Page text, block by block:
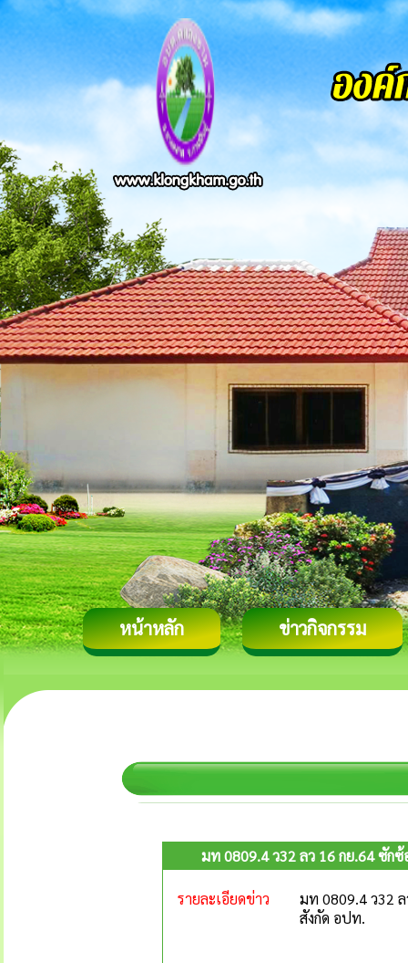
หน้าหลัก ข่าวกิจกรรม
มท 0809.4 ว32 ลว 16 กย.64 ซัก
รายละเอียดข่าว
มท 0809.4 ว32
สังกัด อปท.